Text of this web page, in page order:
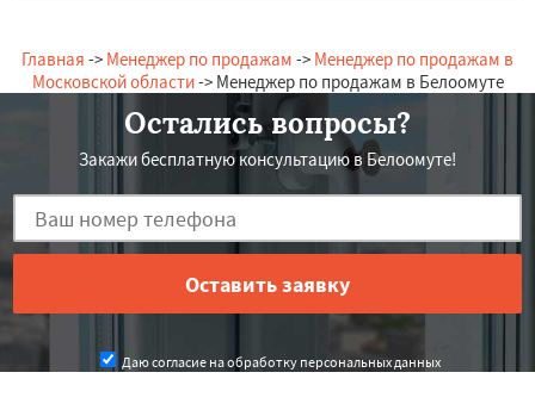
Главная -> Менеджер по продажам -> Менеджер по продажам в
Московской области-> Менеджер по продажам в Белоомуте
Остались вопросы?
Закажи бесплатную консультацию в Белоомуте!
Даю согласие на обработку персональных данных